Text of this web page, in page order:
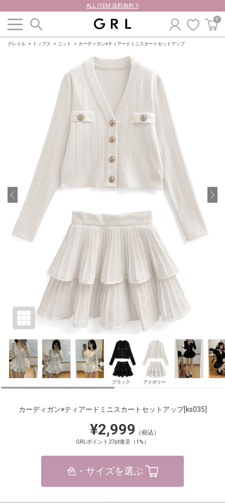
ALL ITEM 送料無料 !!
0
グレイル トップス ニット カーディガン×ティアードミニスカートセットアップ
ブラック アイボリー
カーディガン×ティアードミニスカートセットアップ[ks035]
¥2,999 （税込）
GRLポイント27pt進呈（1%）
色・サイズを選ぶ